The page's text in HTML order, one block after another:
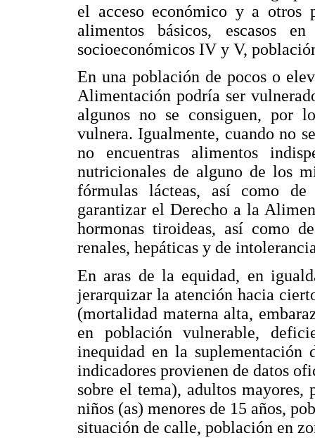
el acceso económico y a otros
alimentos básicos, escasos
socioeconómicos IV y V,
En una población de pocos o
Alimentación podría ser
algunos no se consiguen, por
vulnera. Igualmente, cuando no
no encuentras alimentos
nutricionales de alguno de los
fórmulas lácteas, así como de
garantizar el Derecho a la
hormonas tiroideas, así como
renales, hepáticas y de
En aras de la equidad, en
jerarquizar la atención hacia
(mortalidad materna alta,
en población vulnerable,
inequidad en la
indicadores provienen de datos
sobre el tema), adultos
niños (as) menores de 15 años,
situación de calle, población en